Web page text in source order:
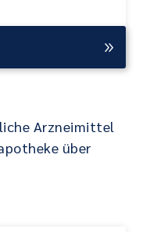
Arzneimittel
über